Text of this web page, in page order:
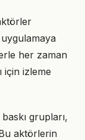
her zaman
için izleme
grupları,
aktörlerin